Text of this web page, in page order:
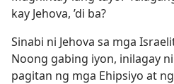
kay Jehova, ’di ba?
Sinabi ni Jehova sa mga
Noong gabing iyon, inilagay
pagitan ng mga Ehipsiyo at